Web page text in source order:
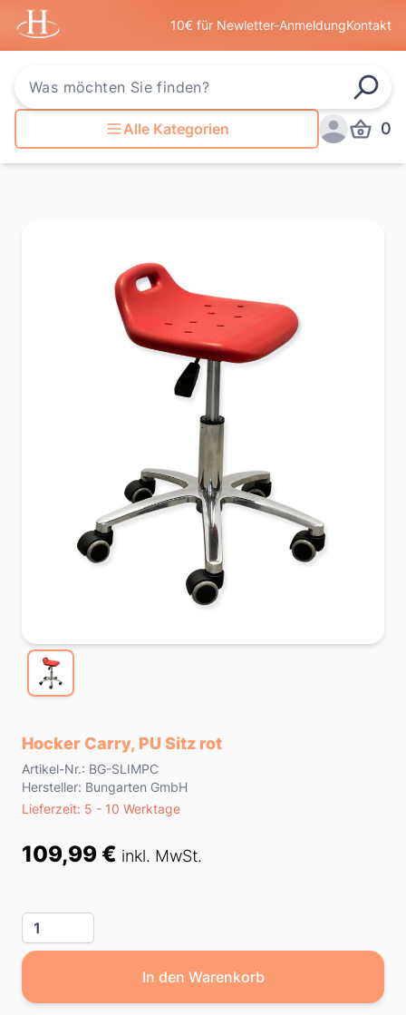
Startseite
10€ für Newletter-AnmeldungKontakt
Alle Kategorien
0
Hocker Carry, PU Sitz rot
Product information
Artikel-Nr.: BG-SLIMPC
Hersteller: Bungarten GmbH
Lieferzeit
Lieferzeit: 5 - 10 Werktage
Preis
109,99 € inkl. MwSt.
Menge
In den Warenkorb